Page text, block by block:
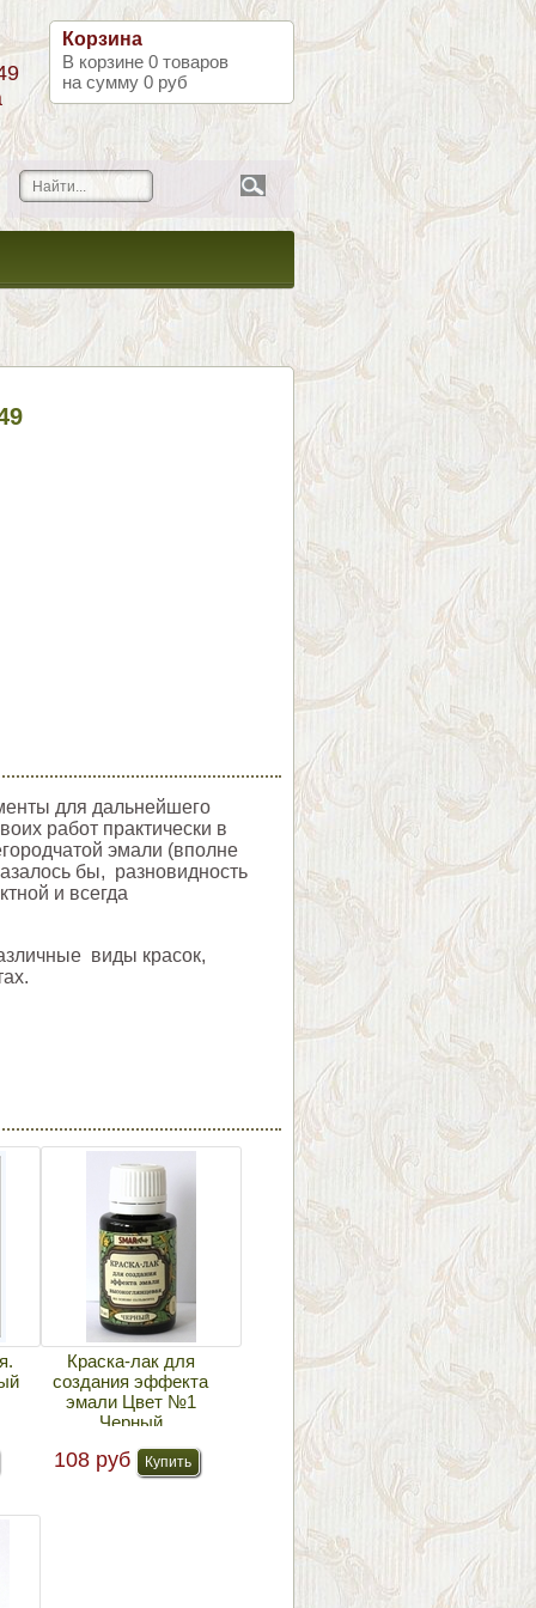
Корзина
В корзине 0 товаров
на сумму 0 руб
для дальнейшего
работ практически в
эмали (вполне
бы, разновидность
и всегда
виды красок,
Краска-лак для
создания эффекта
эмали Цвет №1
Черный
108 руб